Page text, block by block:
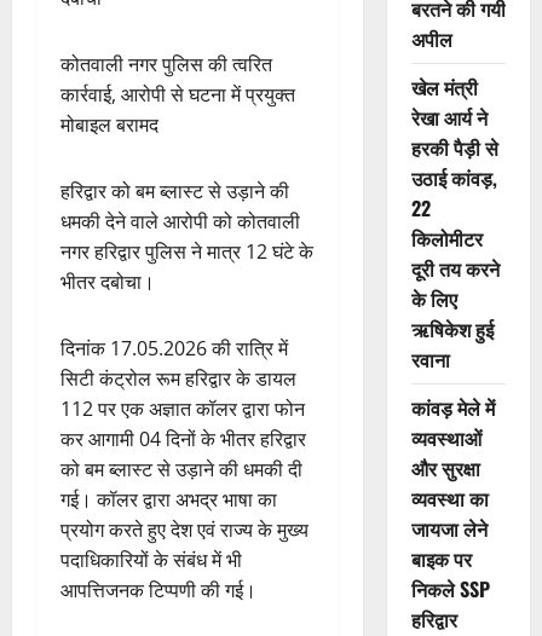
कोतवाली नगर पुलिस की त्वरित
कार्रवाई, आरोपी से घटना में प्रयुक्त
मोबाइल बरामद
हरिद्वार को बम ब्लास्ट से उड़ाने की
धमकी देने वाले आरोपी को कोतवाली
नगर हरिद्वार पुलिस ने मात्र 12 घंटे के
भीतर दबोचा।
दिनांक 17.05.2026 की रात्रि में
सिटी कंट्रोल रूम हरिद्वार के डायल
112 पर एक अज्ञात कॉलर द्वारा फोन
कर आगामी 04 दिनों के भीतर हरिद्वार
को बम ब्लास्ट से उड़ाने की धमकी दी
गई। कॉलर द्वारा अभद्र भाषा का
प्रयोग करते हुए देश एवं राज्य के मुख्य
पदाधिकारियों के संबंध में भी
आपत्तिजनक टिप्पणी की गई।
बरतने की गयी
अपील
खेल मंत्री
रेखा आर्य ने
हरकी पैड़ी से
उठाई कांवड़,
22
किलोमीटर
दूरी तय करने
के लिए
ऋषिकेश हुई
रवाना
कांवड़ मेले में
व्यवस्थाओं
और सुरक्षा
व्यवस्था का
जायजा लेने
बाइक पर
निकले SSP
हरिद्वार